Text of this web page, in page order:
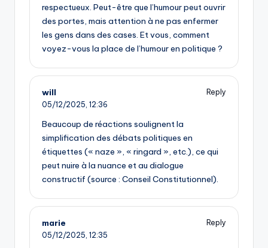
respectueux. Peut-être que l’humour peut ouvrir
des portes, mais attention à ne pas enfermer
les gens dans des cases. Et vous, comment
voyez-vous la place de l’humour en politique ?
will
Reply
05/12/2025, 12:36
Beaucoup de réactions soulignent la
simplification des débats politiques en
étiquettes (« naze », « ringard », etc.), ce qui
peut nuire à la nuance et au dialogue
constructif (source : Conseil Constitutionnel).
marie
Reply
05/12/2025, 12:35